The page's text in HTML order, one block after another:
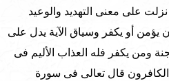
على معنى التهديد والوعيد
يؤمن أو يكفر وسياق الآية يدل على
ومن يكفر فله العذاب الأليم فى
قال تعالى فى سورة